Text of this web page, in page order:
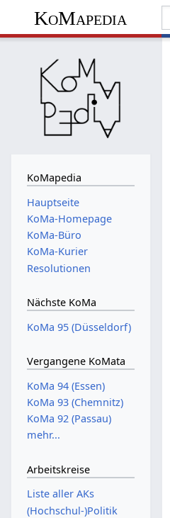
KoMapedia
KoMapedia
Hauptseite
KoMa-Homepage
KoMa-Büro
KoMa-Kurier
Resolutionen
Nächste KoMa
KoMa 95 (Düsseldorf)
Vergangene KoMata
KoMa 94 (Essen)
KoMa 93 (Chemnitz)
KoMa 92 (Passau)
mehr...
Arbeitskreise
Liste aller AKs
(Hochschul-)Politik